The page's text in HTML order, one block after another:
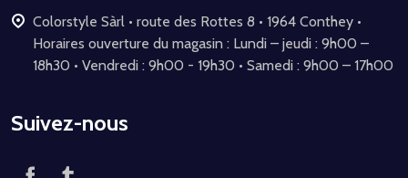
Colorstyle Sàrl • route des Rottes 8 • 1964 Conthey •
Horaires ouverture du magasin : Lundi – jeudi : 9h00 –
18h30 • Vendredi : 9h00 - 19h30 • Samedi : 9h00 – 17h00
Suivez-nous